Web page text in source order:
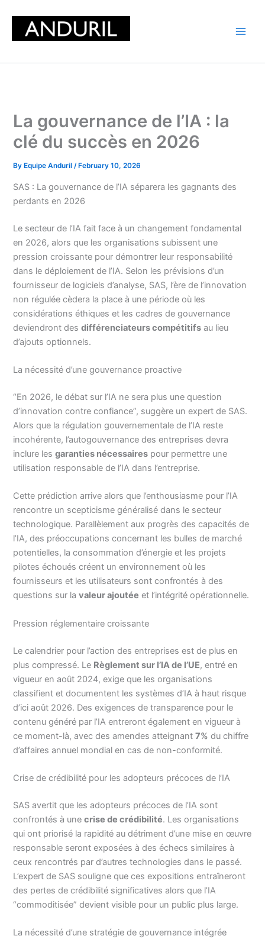
content
La gouvernance de l’IA : la
clé du succès en 2026
By Equipe Anduril/ February 10, 2026
SAS : La gouvernance de l’IA séparera les gagnants des
perdants en 2026
Le secteur de l’IA fait face à un changement fondamental
en 2026, alors que les organisations subissent une
pression croissante pour démontrer leur responsabilité
dans le déploiement de l’IA. Selon les prévisions d’un
fournisseur de logiciels d’analyse, SAS, l’ère de l’innovation
non régulée cèdera la place à une période où les
considérations éthiques et les cadres de gouvernance
deviendront desdifférenciateurs compétitifs au lieu
d’ajouts optionnels.
La nécessité d’une gouvernance proactive
“En 2026, le débat sur l’IA ne sera plus une question
d’innovation contre confiance”, suggère un expert de SAS.
Alors que la régulation gouvernementale de l’IA reste
incohérente, l’autogouvernance des entreprises devra
inclure lesgaranties nécessaires pour permettre une
utilisation responsable de l’IA dans l’entreprise.
Cette prédiction arrive alors que l’enthousiasme pour l’IA
rencontre un scepticisme généralisé dans le secteur
technologique. Parallèlement aux progrès des capacités de
l’IA, des préoccupations concernant les bulles de marché
potentielles, la consommation d’énergie et les projets
pilotes échoués créent un environnement où les
fournisseurs et les utilisateurs sont confrontés à des
questions sur lavaleur ajoutée et l’intégrité opérationnelle.
Pression réglementaire croissante
Le calendrier pour l’action des entreprises est de plus en
plus compressé. Le Règlement sur l’IA de l’UE, entré en
vigueur en août 2024, exige que les organisations
classifient et documentent les systèmes d’IA à haut risque
d’ici août 2026. Des exigences de transparence pour le
contenu généré par l’IA entreront également en vigueur à
ce moment-là, avec des amendes atteignant7% du chiffre
d’affaires annuel mondial en cas de non-conformité.
Crise de crédibilité pour les adopteurs précoces de l’IA
SAS avertit que les adopteurs précoces de l’IA sont
confrontés à unecrise de crédibilité. Les organisations
qui ont priorisé la rapidité au détriment d’une mise en œuvre
responsable seront exposées à des échecs similaires à
ceux rencontrés par d’autres technologies dans le passé.
L’expert de SAS souligne que ces expositions entraîneront
des pertes de crédibilité significatives alors que l’IA
“commoditisée” devient visible pour un public plus large.
La nécessité d’une stratégie de gouvernance intégrée